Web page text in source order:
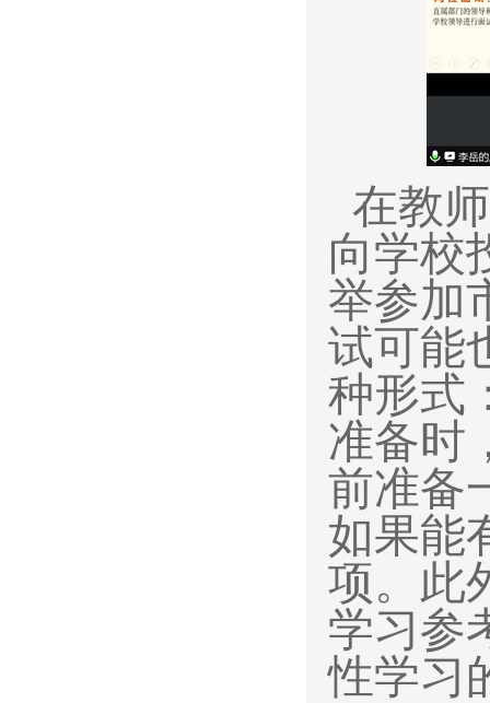
在教
向学校
举参加
试可能
种形式
准备时
前准备
如果能
项。此
学习参
性学习